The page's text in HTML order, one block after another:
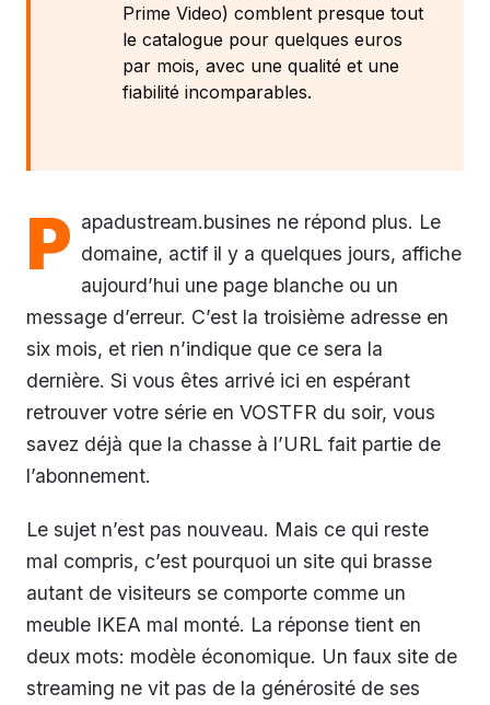
Prime Video) comblent presque tout
le catalogue pour quelques euros
par mois, avec une qualité et une
fiabilité incomparables.
P apadustream.busines ne répond plus. Le
domaine, actif il y a quelques jours, affiche
aujourd’hui une page blanche ou un
message d’erreur. C’est la troisième adresse en
six mois, et rien n’indique que ce sera la
dernière. Si vous êtes arrivé ici en espérant
retrouver votre série en VOSTFR du soir, vous
savez déjà que la chasse à l’URL fait partie de
l’abonnement.
Le sujet n’est pas nouveau. Mais ce qui reste
mal compris, c’est pourquoi un site qui brasse
autant de visiteurs se comporte comme un
meuble IKEA mal monté. La réponse tient en
deux mots: modèle économique. Un faux site de
streaming ne vit pas de la générosité de ses